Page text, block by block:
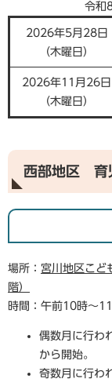
令和
2026年5月28日
（木曜日）
2026年11月26日
（木曜日）
西部地区 育
場所： 宮川地区こど
階）
時間：午前10時～
偶数月に行わ
から開始。
奇数月に行わ